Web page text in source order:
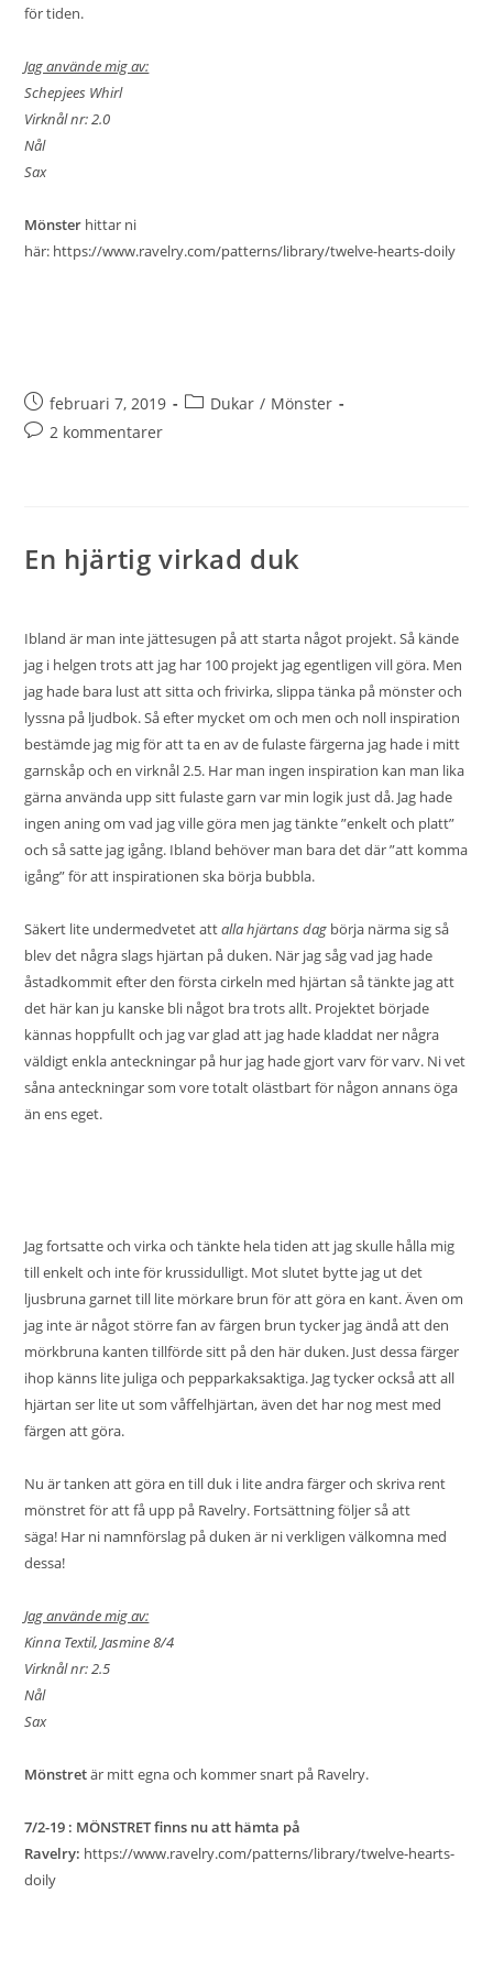
för tiden.
Jag använde mig av:
Schepjees Whirl
Virknål nr: 2.0
Nål
Sax
Mönster hittar ni
här: https://www.ravelry.com/patterns/library/twelve-hearts-doily
februari 7, 2019 Dukar / Mönster
2 kommentarer
En hjärtig virkad duk
Ibland är man inte jättesugen på att starta något projekt. Så kände
jag i helgen trots att jag har 100 projekt jag egentligen vill göra. Men
jag hade bara lust att sitta och frivirka, slippa tänka på mönster och
lyssna på ljudbok. Så efter mycket om och men och noll inspiration
bestämde jag mig för att ta en av de fulaste färgerna jag hade i mitt
garnskåp och en virknål 2.5. Har man ingen inspiration kan man lika
gärna använda upp sitt fulaste garn var min logik just då. Jag hade
ingen aning om vad jag ville göra men jag tänkte ”enkelt och platt”
och så satte jag igång. Ibland behöver man bara det där ”att komma
igång” för att inspirationen ska börja bubbla.
Säkert lite undermedvetet attalla hjärtans dag börja närma sig så
blev det några slags hjärtan på duken. När jag såg vad jag hade
åstadkommit efter den första cirkeln med hjärtan så tänkte jag att
det här kan ju kanske bli något bra trots allt. Projektet började
kännas hoppfullt och jag var glad att jag hade kladdat ner några
väldigt enkla anteckningar på hur jag hade gjort varv för varv. Ni vet
såna anteckningar som vore totalt olästbart för någon annans öga
än ens eget.
Jag fortsatte och virka och tänkte hela tiden att jag skulle hålla mig
till enkelt och inte för krussidulligt. Mot slutet bytte jag ut det
ljusbruna garnet till lite mörkare brun för att göra en kant. Även om
jag inte är något större fan av färgen brun tycker jag ändå att den
mörkbruna kanten tillförde sitt på den här duken. Just dessa färger
ihop känns lite juliga och pepparkaksaktiga. Jag tycker också att all
hjärtan ser lite ut som våffelhjärtan, även det har nog mest med
färgen att göra.
Nu är tanken att göra en till duk i lite andra färger och skriva rent
mönstret för att få upp på Ravelry. Fortsättning följer så att
säga! Har ni namnförslag på duken är ni verkligen välkomna med
dessa!
Jag använde mig av:
Kinna Textil, Jasmine 8/4
Virknål nr: 2.5
Nål
Sax
Mönstretär mitt egna och kommer snart på Ravelry.
7/2-19 : MÖNSTRET finns nu att hämta på
Ravelry: https://www.ravelry.com/patterns/library/twelve-hearts-
doily